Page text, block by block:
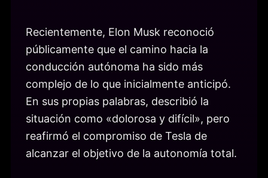
Recientemente, Elon Musk reconoció
públicamente que el camino hacia la
conducción autónoma ha sido más
complejo de lo que inicialmente anticipó.
En sus propias palabras, describió la
situación como «dolorosa y difícil», pero
reafirmó el compromiso de Tesla de
alcanzar el objetivo de la autonomía total.